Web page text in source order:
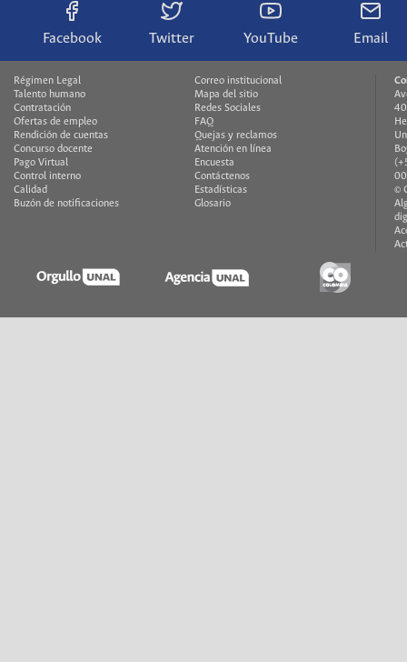
Facebook Twitter YouTube Email
Régimen Legal
Talento humano
Contratación
Ofertas de empleo
Rendición de cuentas
Concurso docente
Pago Virtual
Control interno
Calidad
Buzón de notificaciones
Correo institucional
Mapa del sitio
Redes Sociales
FAQ
Quejas y reclamos
Atención en línea
Encuesta
Contáctenos
Estadísticas
Glosario
©